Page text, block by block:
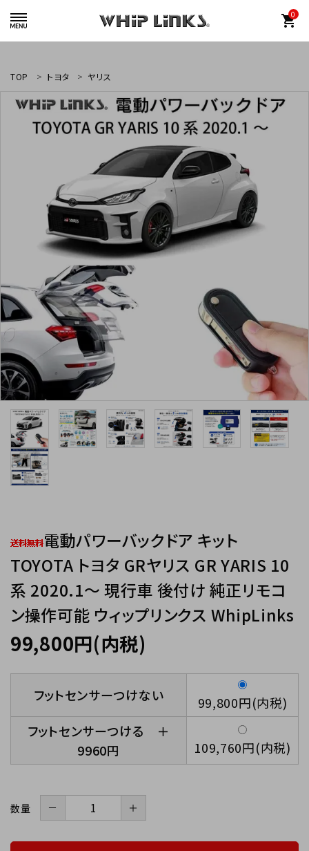
0
shopping_cart
whiplinks@heriantasu.com
048-452-8995
search
カテゴリーから探す
INFORMATIOM
TOP トヨタ ヤリス
電動パワーバックドア キット
TOYOTA トヨタ GRヤリス GR YARIS 10
系 2020.1～ 現行車 後付け 純正リモコ
ン操作可能 ウィップリンクス WhipLinks
99,800円(内税)
フットセンサーつけない
99,800円(内税)
フットセンサーつける ＋
9960円
109,760円(内税)
数量 － ＋